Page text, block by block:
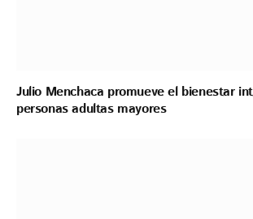
Julio Menchaca promueve el bienestar
personas adultas mayores